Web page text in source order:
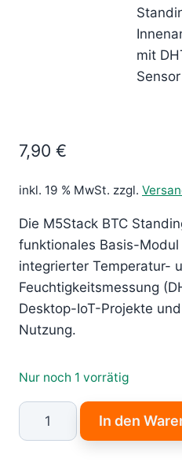
7,90 €
inkl. 19 % MwSt. zzgl.
Die M5Stack BTC
funktionales Basis-
integrierter Temperatur-
Feuchtigkeitsmessung
Desktop-IoT-Projekte
Nutzung.
Nur noch 1 vorrätig
M5Stack
BTC
In den